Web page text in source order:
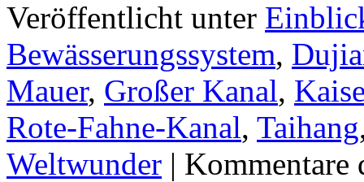
Veröffentlicht unter
Bewässerungssystem,
Mauer, Großer Kanal,
Rote-Fahne-Kanal, Taihang
Weltwunder | Kommentare